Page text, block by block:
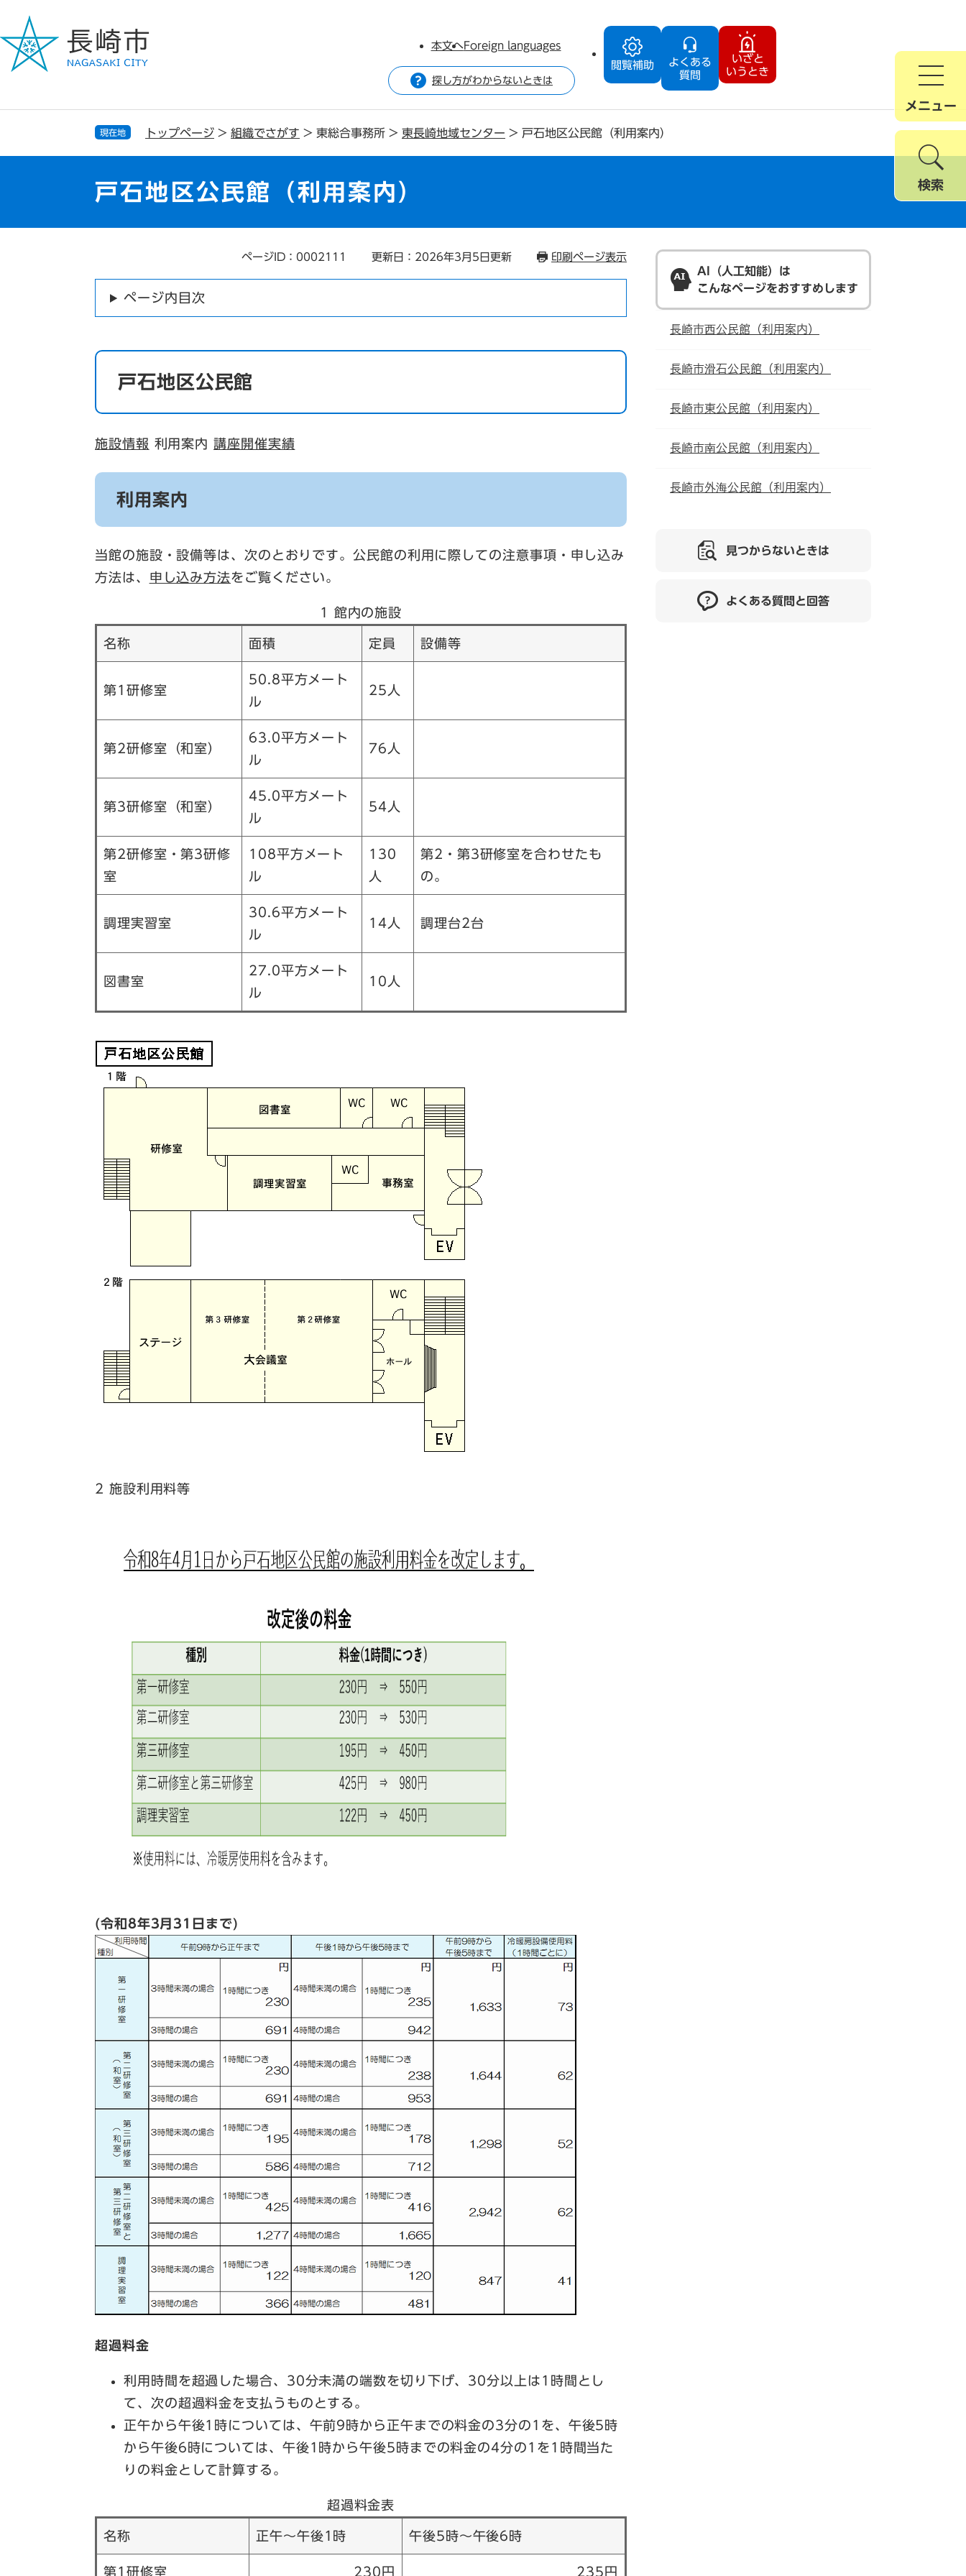
ジ
で
ュ
ば
閲覧補助
よくある
質問
いざと
いうとき
本文へForeign languages
探し方がわからないときは
メニュー
検索
現在地 トップページ > 組織でさがす > 東総合事務所 > 東長崎地域センター > 戸石地区公民館（利用案内）
戸石地区公民館（利用案内）
ページID：0002111 更新日：2026年3月5日更新 印刷ページ表示
ページ内目次
戸石地区公民館
施設情報 利用案内講座開催実績
利用案内
当館の施設・設備等は、次のとおりです。公民館の利用に際しての注意事項・申し込み
方法は、 申し込み方法をご覧ください。
1 館内の施設
名称 面積 定員 設備等
第1研修室
50.8平方メート
ル
25人
第2研修室（和室）
63.0平方メート
ル
76人
第3研修室（和室）
45.0平方メート
ル
54人
第2研修室・第3研修
室
108平方メート
ル
130
人
第2・第3研修室を合わせたも
の。
調理実習室
30.6平方メート
ル
14人 調理台2台
図書室
27.0平方メート
ル
10人
2 施設利用料等
(令和8年3月31日まで)
超過料金
利用時間を超過した場合、30分未満の端数を切り下げ、30分以上は1時間とし
て、次の超過料金を支払うものとする。
正午から午後1時については、午前9時から正午までの料金の3分の1を、午後5時
から午後6時については、午後1時から午後5時までの料金の4分の1を1時間当た
りの料金として計算する。
超過料金表
名称 正午～午後1時 午後5時～午後6時
第1研修室 230円 235円
AI（人工知能）は
こんなページをおすすめします
長崎市西公民館（利用案内）
長崎市滑石公民館（利用案内）
長崎市東公民館（利用案内）
長崎市南公民館（利用案内）
長崎市外海公民館（利用案内）
見つからないときは
よくある質問と回答